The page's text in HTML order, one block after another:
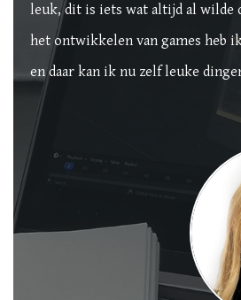
leuk, dit is iets wat altijd al wilde
het ontwikkelen van games heb
en daar kan ik nu zelf leuke